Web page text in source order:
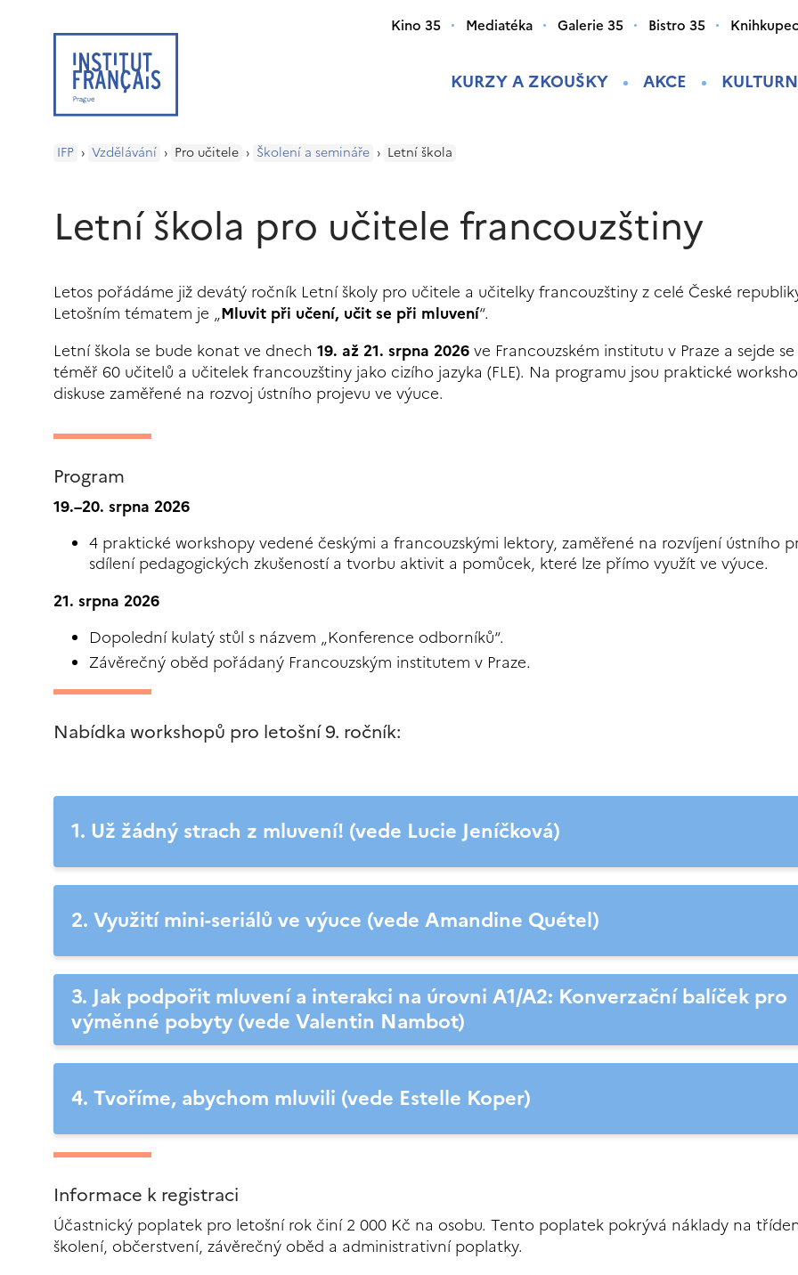
KURZY A ZKOUŠKY AKCE
Kino 35 Mediatéka Galerie 35 Bistro 35
IFP › Vzdělávání › Pro učitele › Školení a semináře › Letní škola
Letní škola pro učitele francouzštiny
Letos pořádáme již devátý ročník Letní školy pro učitele a učitelky francouzštiny z celé České
Letošním tématem je „Mluvit při učení, učit se při mluvení“.
Letní škola se bude konat ve dnech 19. až 21. srpna 2026ve Francouzském institutu v Praze a sejde
téměř 60 učitelů a učitelek francouzštiny jako cizího jazyka (FLE). Na programu jsou praktické
diskuse zaměřené na rozvoj ústního projevu ve výuce.
Program
19.–20. srpna 2026
4 praktické workshopy vedené českými a francouzskými lektory, zaměřené na rozvíjení ústního
sdílení pedagogických zkušeností a tvorbu aktivit a pomůcek, které lze přímo využít ve výuce.
21. srpna 2026
Dopolední kulatý stůl s názvem „Konference odborníků“.
Závěrečný oběd pořádaný Francouzským institutem v Praze.
Nabídka workshopů pro letošní 9. ročník:
1. Už žádný strach z mluvení! (vede Lucie Jeníčková)
2. Využití mini-seriálů ve výuce (vede Amandine Quétel)
3. Jak podpořit mluvení a interakci na úrovni A1/A2: Konverzační balíček pro
výměnné pobyty (vede Valentin Nambot)
4. Tvoříme, abychom mluvili (vede Estelle Koper)
Informace k registraci
Účastnický poplatek pro letošní rok činí 2 000 Kč na osobu. Tento poplatek pokrývá náklady na
školení, občerstvení, závěrečný oběd a administrativní poplatky.